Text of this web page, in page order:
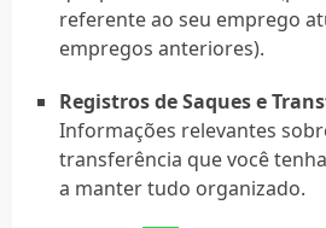
referente ao seu emprego
empregos anteriores).
Registros de Saques e
Informações relevantes
transferência que você
a manter tudo organizado.